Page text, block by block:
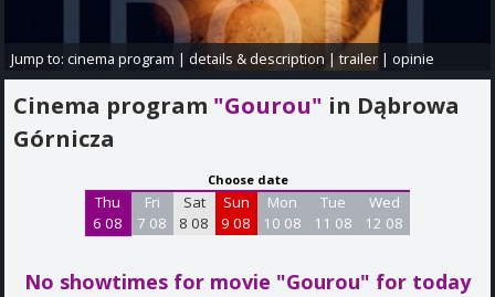
Jump to:cinema program |details & description |trailer |opinie
Cinema program "Gourou" in Dąbrowa
Górnicza
Choose date
Thu
6 08
Fri
7 08
Sat
8 08
Sun
9 08
Mon
10 08
Tue
11 08
Wed
12 08
No showtimes for movie "Gourou" for today